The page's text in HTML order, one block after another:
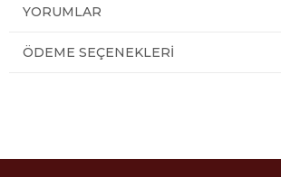
YORUMLAR
ÖDEME SEÇENEKLERI